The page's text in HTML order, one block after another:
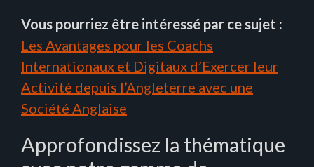
Vous pourriez être intéressé par ce sujet :
Les Avantages pour les Coachs
Internationaux et Digitaux d’Exercer leur
Activité depuis l’Angleterre avec une
Société Anglaise
Approfondissez la thématique